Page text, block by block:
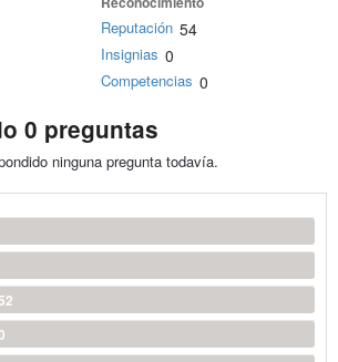
Reputación 54
Insignias 0
Competencias 0
0 preguntas
ninguna pregunta todavía.